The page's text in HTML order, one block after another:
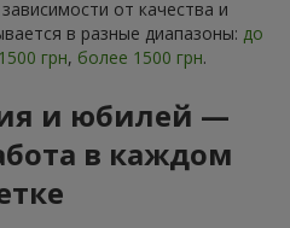
от качества и
в разные диапазоны: до
грн, более 1500 грн.
и юбилей —
в каждом